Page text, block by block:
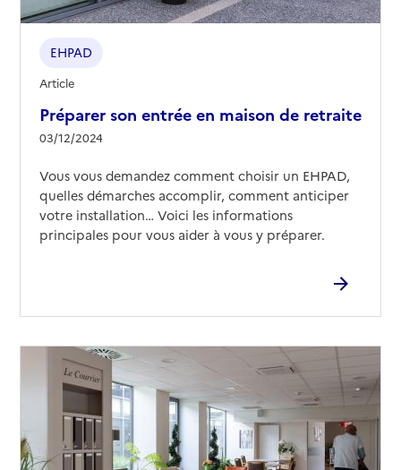
Préparer son entrée en maison de retraite
03/12/2024
EHPAD
Article
Vous vous demandez comment choisir un EHPAD,
quelles démarches accomplir, comment anticiper
votre installation… Voici les informations
principales pour vous aider à vous y préparer.